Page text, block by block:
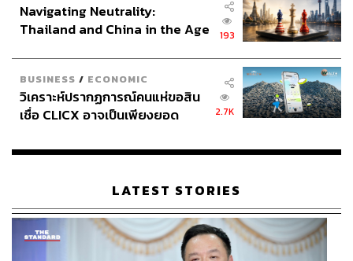
Navigating Neutrality:
Thailand and China in the Age
193
BUSINESS / ECONOMIC
วิเคราะห์ปรากฏการณ์คนแห่ขอสิน
เชื่อ CLICX อาจเป็นเพียงยอด
เรือนไทยที่ถูกซุกไว้
2.7K
LATEST STORIES